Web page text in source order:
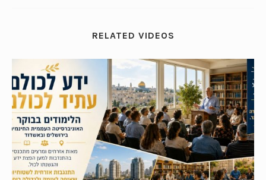
RELATED VIDEOS